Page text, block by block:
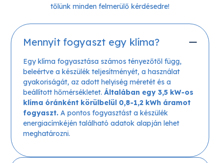
tőlünk minden felmerülő kérdésedre!
Mennyit fogyaszt egy klíma?
Egy klíma fogyasztása számos tényezőtől függ,
beleértve a készülék teljesítményét, a használat
gyakoriságát, az adott helyiség méretét és a
beállított hőmérsékletet.Általában egy 3,5 kW-os
klíma óránként körülbelül 0,8-1,2 kWh áramot
fogyaszt. A pontos fogyasztást a készülék
energiacímkéjén található adatok alapján lehet
meghatározni.